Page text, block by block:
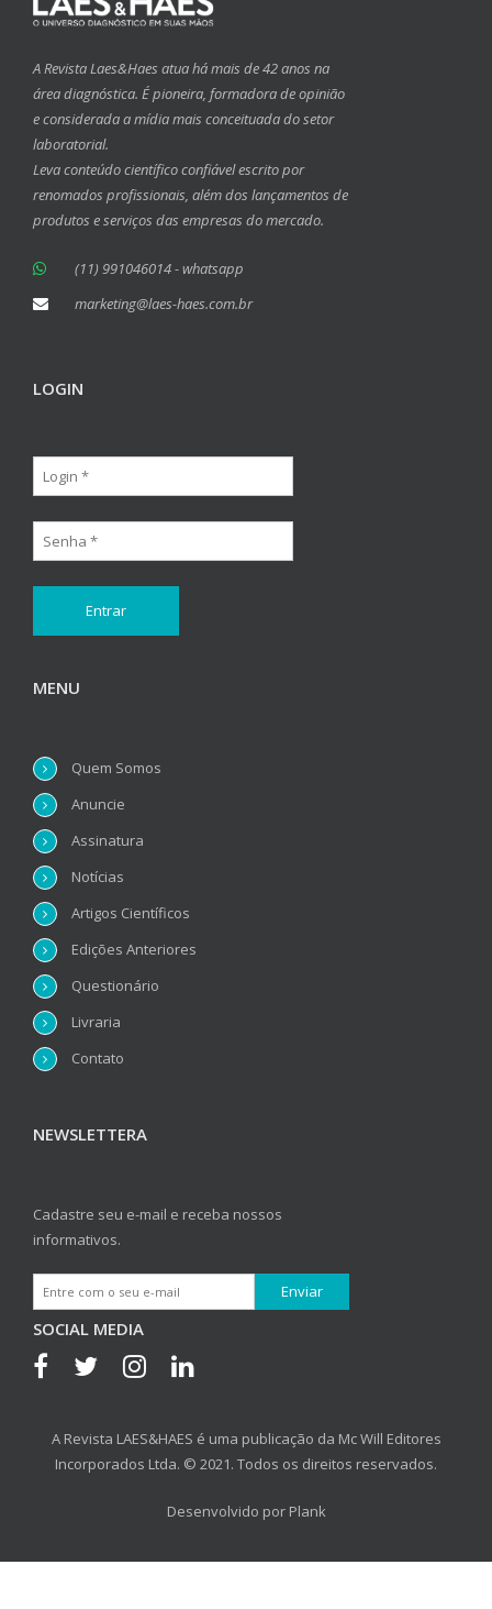
A Revista Laes&Haes atua há mais de 42 anos na
área diagnóstica. É pioneira, formadora de opinião
e considerada a mídia mais conceituada do setor
laboratorial.
Leva conteúdo científico confiável escrito por
renomados profissionais, além dos lançamentos de
produtos e serviços das empresas do mercado.
(11) 991046014 - whatsapp
marketing@laes-haes.com.br
LOGIN
MENU
Quem Somos
Anuncie
Assinatura
Notícias
Artigos Científicos
Edições Anteriores
Questionário
Livraria
Contato
NEWSLETTERA
Cadastre seu e-mail e receba nossos
informativos.
SOCIAL MEDIA
A Revista LAES&HAES é uma publicação da Mc Will Editores
Incorporados Ltda. © 2021. Todos os direitos reservados.
Desenvolvido por Plank